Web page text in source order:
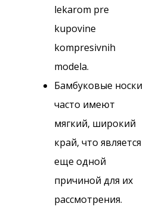
lekarom pre
kupovine
kompresivnih
modela.
Бамбуковые носки
часто имеют
мягкий, широкий
край, что является
еще одной
причиной для их
рассмотрения.